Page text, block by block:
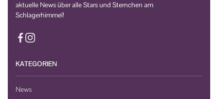
aktuelle News über alle Stars und Sternchen am
Schlagerhimmel!
KATEGORIEN
News